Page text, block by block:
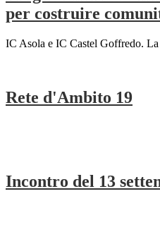
per costruire
IC Asola e IC Castel Goffredo.
Rete d'Ambito 19
Incontro del 13